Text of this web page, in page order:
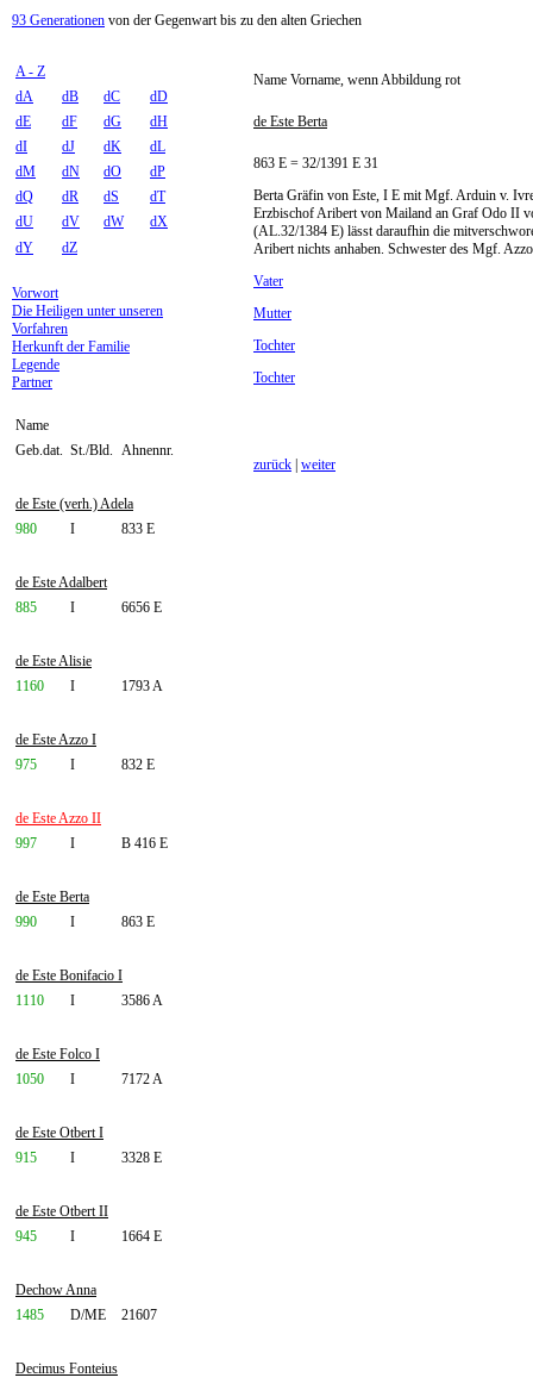
93 Generationen von der Gegenwart bis zu den alten Griechen
A - Z
dA
dB dC
dD
dE
dF dG
dH
dI
dJ dK
dL
dM
dN dO
dP
dQ
dR dS
dT
dU
dV dW
dX
dY
dZ
Vorwort
Die Heiligen unter unseren
Vorfahren
Herkunft der Familie
Legende
Partner
Name
Geb.dat. St./Bld. Ahnennr.
de Este (verh.) Adela
980
I 833 E
de Este Adalbert
885
I 6656 E
de Este Alisie
1160
I 1793 A
de Este Azzo I
975
I 832 E
de Este Azzo II
997
I B 416 E
de Este Berta
990
I 863 E
de Este Bonifacio I
1110
I 3586 A
de Este Folco I
1050
I 7172 A
de Este Otbert I
915
I 3328 E
de Este Otbert II
945
I 1664 E
Dechow Anna
1485
D/ME 21607
Decimus Fonteius
Name Vorname, wenn Abbildung rot
de Este Berta
863 E = 32/1391 E 31
Berta Gräfin von Este, I E mit Mgf. Arduin v.
Erzbischof Aribert von Mailand an Graf Odo II
(AL.32/1384 E) lässt daraufhin die
Aribert nichts anhaben. Schwester des Mgf.
Vater
Mutter
Tochter
Tochter
zurück weiter